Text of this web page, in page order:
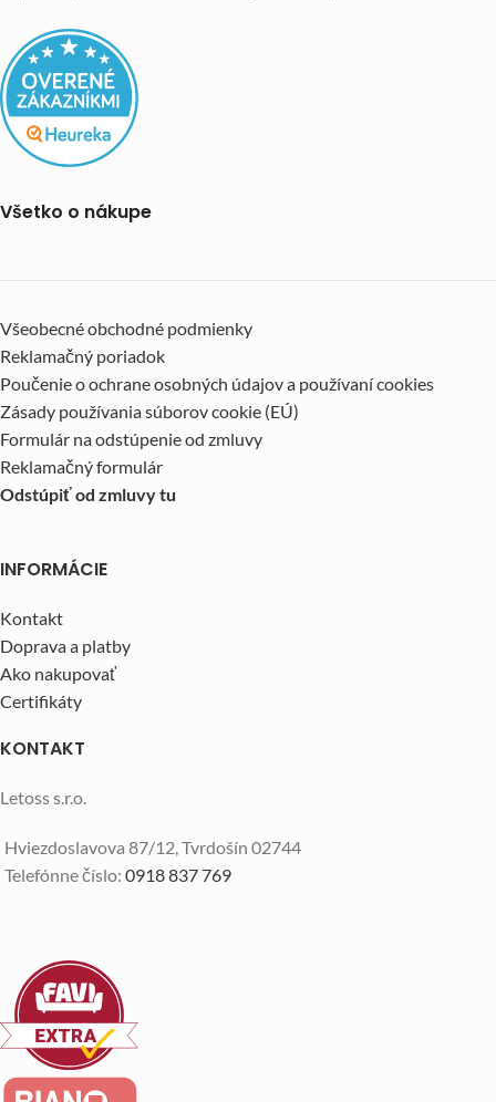
Všetko o nákupe
Všeobecné obchodné podmienky
Reklamačný poriadok
Poučenie o ochrane osobných údajov a používaní cookies
Zásady používania súborov cookie (EÚ)
Formulár na odstúpenie od zmluvy
Reklamačný formulár
Odstúpiť od zmluvy tu
INFORMÁCIE
Kontakt
Doprava a platby
Ako nakupovať
Certifikáty
KONTAKT
Letoss s.r.o.
Hviezdoslavova 87/12, Tvrdošín 02744
Telefónne číslo: 0918 837 769